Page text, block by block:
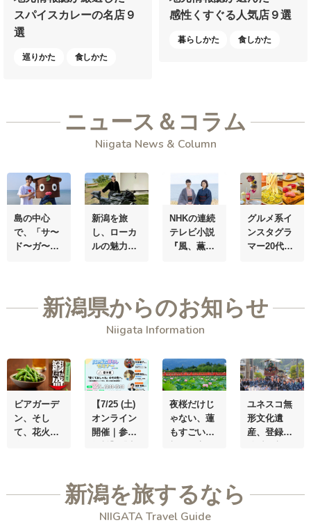
スパイスカレーの名店９
選
巡りかた 食しかた
感性くすぐる人気店９選
暮らしかた 食しかた
ニュース＆コラム
Niigata News & Column
島の中心
で、
「サ〜
ド〜ガ〜
画クリエイ
ター・けえ
新潟を旅
し、
ローカ
ルの魅力を
タグラマ
ー・さあち
ゃん 自称・
マイスタ
ー!?
NHKの連続
テレビ小説
『風、薫
へタイムト
ラベル
グルメ系イ
ンスタグラ
マー20代男
オープン！
新潟の生産
を、“自
ら”伝える場
に
新潟県からのお知らせ
Niigata Information
ビアガーデ
ン、そし
て、花火大
【7/25 (土)
オンライン
開催｜参加
先へ。―街
の記憶をリ
ノベする、
夜桜だけじ
ゃない、蓮
もすごい！
がいよいよ
開幕～財政
難を救い、
ユネスコ無
形文化遺
産、 登録
新潟を旅するなら
NIIGATA Travel Guide